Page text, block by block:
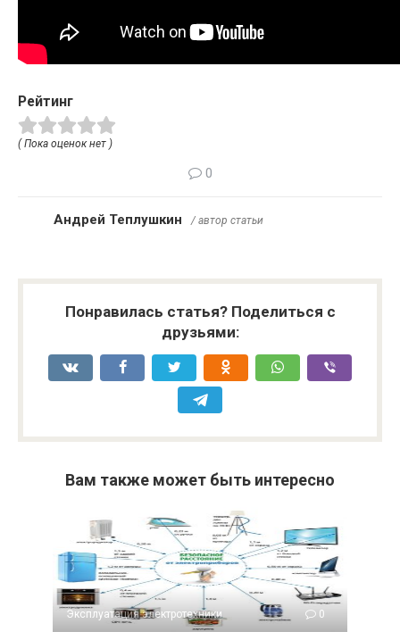
Рейтинг
( Пока оценок нет )
0
Андрей Теплушкин / автор статьи
Понравилась статья? Поделиться с
друзьями:
Вам также может быть интересно
Эксплуатация электротехники 0